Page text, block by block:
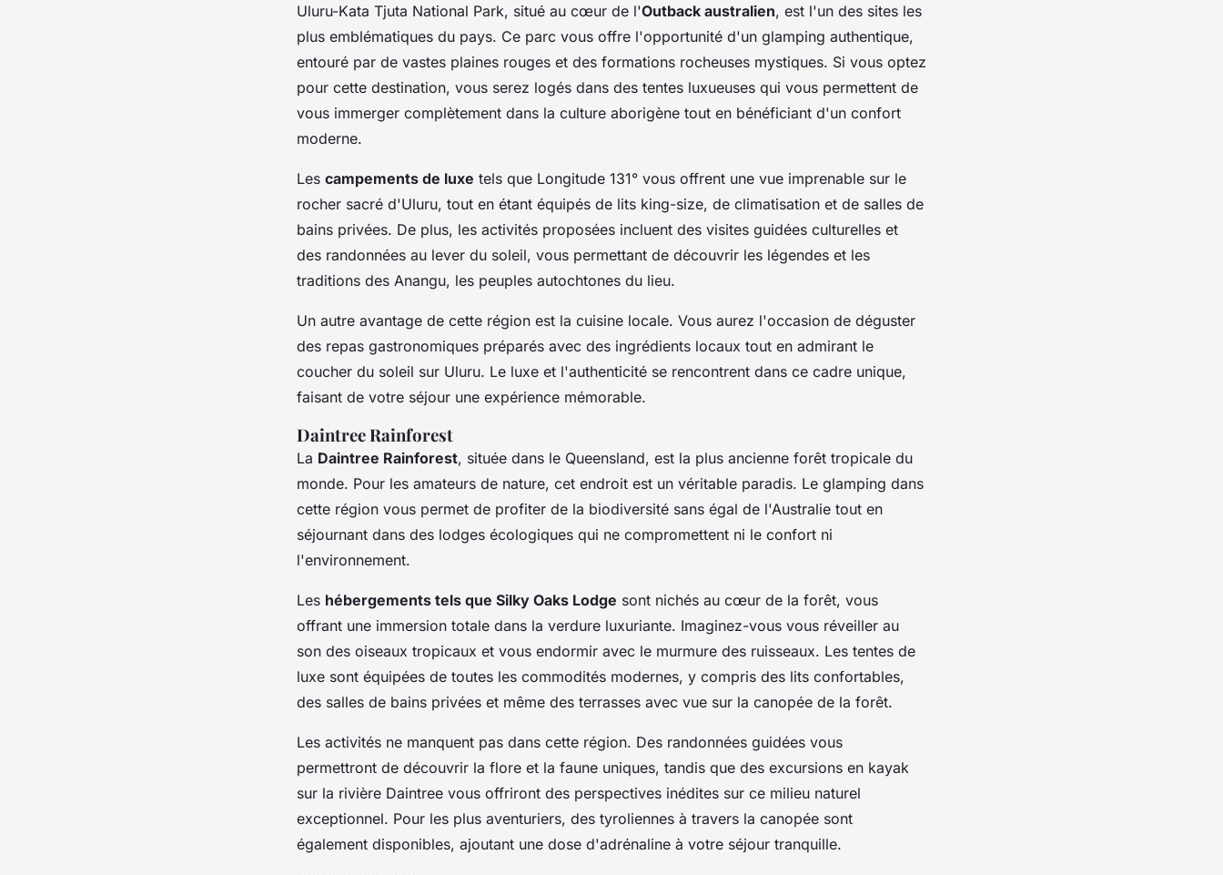
Uluru-Kata Tjuta National Park, situé au cœur de l'Outback australien, est l'un des sites les
plus emblématiques du pays. Ce parc vous offre l'opportunité d'un glamping authentique,
entouré par de vastes plaines rouges et des formations rocheuses mystiques. Si vous optez
pour cette destination, vous serez logés dans des tentes luxueuses qui vous permettent de
vous immerger complètement dans la culture aborigène tout en bénéficiant d'un confort
moderne.
Les campements de luxe tels que Longitude 131° vous offrent une vue imprenable sur le
rocher sacré d'Uluru, tout en étant équipés de lits king-size, de climatisation et de salles de
bains privées. De plus, les activités proposées incluent des visites guidées culturelles et
des randonnées au lever du soleil, vous permettant de découvrir les légendes et les
traditions des Anangu, les peuples autochtones du lieu.
Un autre avantage de cette région est la cuisine locale. Vous aurez l'occasion de déguster
des repas gastronomiques préparés avec des ingrédients locaux tout en admirant le
coucher du soleil sur Uluru. Le luxe et l'authenticité se rencontrent dans ce cadre unique,
faisant de votre séjour une expérience mémorable.
Daintree Rainforest
La Daintree Rainforest, située dans le Queensland, est la plus ancienne forêt tropicale du
monde. Pour les amateurs de nature, cet endroit est un véritable paradis. Le glamping dans
cette région vous permet de profiter de la biodiversité sans égal de l'Australie tout en
séjournant dans des lodges écologiques qui ne compromettent ni le confort ni
l'environnement.
Les hébergements tels que Silky Oaks Lodge sont nichés au cœur de la forêt, vous
offrant une immersion totale dans la verdure luxuriante. Imaginez-vous vous réveiller au
son des oiseaux tropicaux et vous endormir avec le murmure des ruisseaux. Les tentes de
luxe sont équipées de toutes les commodités modernes, y compris des lits confortables,
des salles de bains privées et même des terrasses avec vue sur la canopée de la forêt.
Les activités ne manquent pas dans cette région. Des randonnées guidées vous
permettront de découvrir la flore et la faune uniques, tandis que des excursions en kayak
sur la rivière Daintree vous offriront des perspectives inédites sur ce milieu naturel
exceptionnel. Pour les plus aventuriers, des tyroliennes à travers la canopée sont
également disponibles, ajoutant une dose d'adrénaline à votre séjour tranquille.